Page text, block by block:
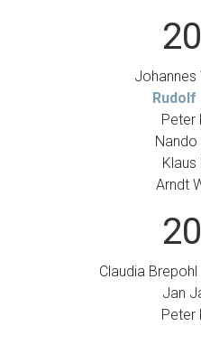
Johannes
Peter
Arndt
Claudia
Jan
Peter